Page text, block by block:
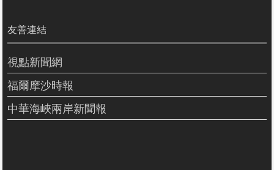
友善連結
視點新聞網
福爾摩沙時報
中華海峽兩岸新聞報